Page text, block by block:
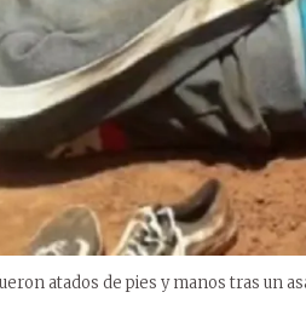
atados de pies y manos tras un